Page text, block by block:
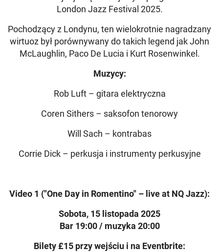
London Jazz Festival 2025.
Pochodzący z Londynu, ten wielokrotnie nagradzany
wirtuoz był porównywany do takich legend jak John
McLaughlin, Paco De Lucia i Kurt Rosenwinkel.
Muzycy:
Rob Luft – gitara elektryczna
Coren Sithers – saksofon tenorowy
Will Sach – kontrabas
Corrie Dick – perkusja i instrumenty perkusyjne
Video 1 ("One Day in Romentino" – live at NQ Jazz):
Sobota, 15 listopada 2025
Bar 19:00 / muzyka 20:00
Bilety £15 przy wejściu i na Eventbrite: